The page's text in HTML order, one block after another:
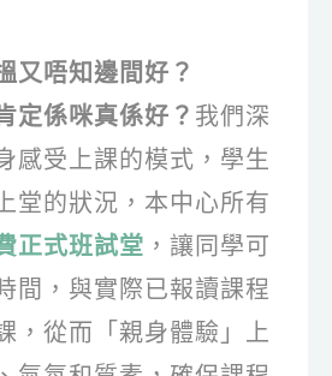
又唔知邊間好？
定係咪真係好？ 我們深
感受上課的模式，學生
堂的狀況，本中心所有
正式班試堂 ，讓同學可
間，與實際已報讀課程
，從而「親身體驗」上